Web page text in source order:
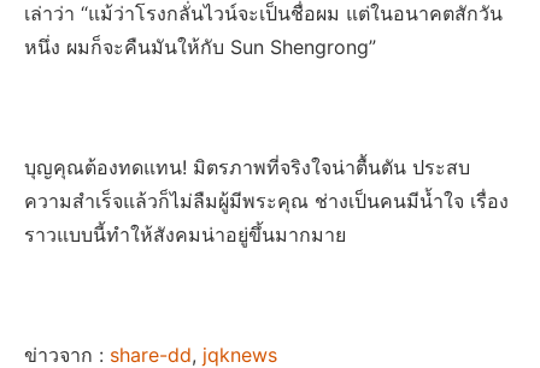
เล่าว่า “แม้ว่าโรงกลั่นไวน์จะเป็นชื่อผม แต่ในอนาคตสักวัน
หนึ่ง ผมก็จะคืนมันให้กับ Sun Shengrong”
บุญคุณต้องทดแทน! มิตรภาพที่จริงใจน่าตื้นตัน ประสบ
ความสำเร็จแล้วก็ไม่ลืมผู้มีพระคุณ ช่างเป็นคนมีน้ำใจ เรื่อง
ราวแบบนี้ทำให้สังคมน่าอยู่ขึ้นมากมาย
ข่าวจาก : share-dd, jqknews